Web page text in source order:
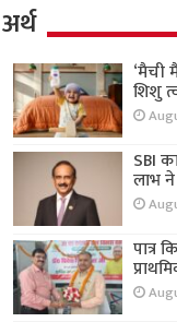
अर्थ
‘मैची
शिशु
SBI
लाभ ने
पात्र